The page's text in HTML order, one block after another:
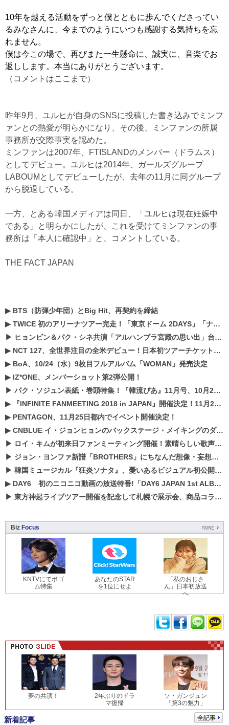
10年を越える活動をずっと僕とともに歩んでくださってい
るみなさんに、今までのようにいつも感謝する気持ちを忘
れません。
僕は今この場で、再びまた一生懸命に、誠実に、音楽でお
返しします。本当にありがとうございます。
（コメントはここまで）
昨年9月、ユルヒが自身のSNSに投稿した書き込みでミンフ
ァンとの熱愛が明らかになり、その後、ミンファンの所属
事務所が交際事実を認めた。
ミンファンは2007年、FTISLANDのメンバー（ドラムス）
としてデビュー。ユルヒは2014年、ガールズグループ
LABOUMとしてデビューしたが、去年の11月に同グループ
から脱退している。
一方、とある韓国メディアは同日、「ユルヒは現在妊娠中
である」と明らかにしたが、これを受けてミンファンの事
務所は「本人に確認中」と、コメントしている。
THE FACT JAPAN
▶ BTS（防弾少年団）とBig Hit、再契約を締結
▶TWICE 初のアリーナツアー完走！「東京ドーム 2DAYS」「ナゴヤドーム1DAY」「京セラドーム1DAY」2019年ドームツアー開催決定！！
▶ ヒョンビン＆パク・シネ共演「アルハンブラ宮殿の思い出」台本読み現場を公開
▶ NCT 127、全世界注目の全米デビュー！日本初ツアーチケットが早くもプレミア化！？
▶ BoA、10/24（水）9枚目フルアルバム「WOMAN」発売決定
▶ IZ*ONE、メンバーショット第2弾公開！
▶ パク・ソジュン表紙・巻頭特集！『韓流ぴあ』11月号、10月22日（月）発売！
▶
『INFINITE FANMEETING 2018 in JAPAN』開催決定！11月21、22日にパシフィコ横浜にて実施
▶ PENTAGON、11月25日都内でイベント開催決定！
▶CNBLUE イ・ジョンヒョンのバックステージ・メイキングのダイジェスト映像が公開！
▶ ロイ・キムが初来日ファンミーティング開催！素晴らしい歌声に癒される贅沢な時間
▶ ジョン・ヨンファ新譜「BROTHERS」にちなんだ想像・妄想企画がスタート！
▶ 韓国ミュージカル『狂炎ソナタ』、憂いある​ビジュアル初公開!! 主役リョウク、SHIN、KENらのコメントが到着！
▶ DAY6 初のニコニコ動画の放送特番!「DAY6 JAPAN 1st ALBUM「UNLOCK」発売記念 ライブ@ニコ生」を配信決定!
▶ 東方神起ライブツアー開催を記念して札幌で展示会、商品コラボが実現！！
Biz Focus
KNTVにてボゴ
ム特集
あなたのSTAR
を1位にせよ
「私のおじさ
ん」日本初放送
へ
夢の共演！
2年ぶりのドラ
マ復帰
ソ・ガンジュン
「第3の魅力」
全記事
新着記事